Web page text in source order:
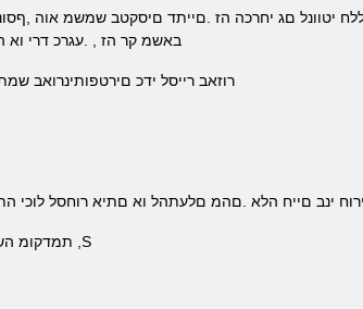
באשמ קר הז , .עגרכ דרי וא
.רוזאב רייסל ידכ םירטפותינרואב
ינב םייח הלא .םהמ םלעתהל וא םתיא רוחסל
.תמדקומ השיגב אצמנ קחשמהו רחאמ דרי ורובע ריחמהש ןוויכמ דחוימב ,S